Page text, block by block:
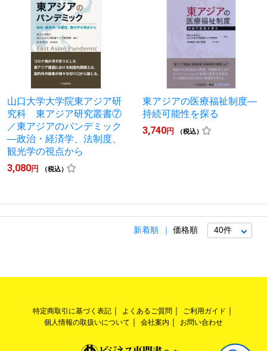
山口大学大学院東アジア研
究科 東アジア研究叢書⑦
／東アジアのパンデミック
―政治・経済学、法制度、
観光学の視点から
3,080円 （税込）
東アジアの医療福祉制度―
持続可能性を探る
3,740円 （税込）
新着順 価格順
特定商取引に基づく表記 よくあるご質問
ご利用ガイド
個人情報の取扱いについて
会社案内 お問い合わせ